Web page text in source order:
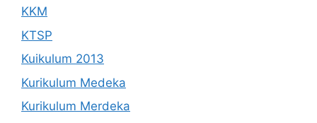
KKM
KTSP
Kuikulum 2013
Kurikulum Medeka
Kurikulum Merdeka